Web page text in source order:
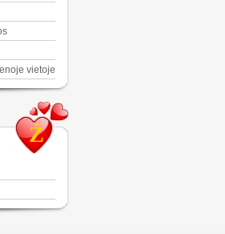
vietoje
Ž